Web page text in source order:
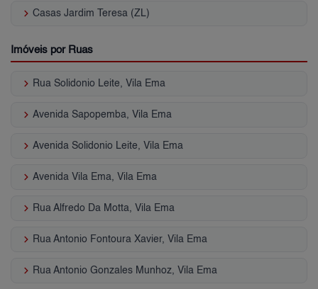
keyboard_arrow_right Casas Jardim Teresa (ZL)
Imóveis por Ruas
keyboard_arrow_right Rua Solidonio Leite, Vila Ema
keyboard_arrow_right Avenida Sapopemba, Vila Ema
keyboard_arrow_right Avenida Solidonio Leite, Vila Ema
keyboard_arrow_right Avenida Vila Ema, Vila Ema
keyboard_arrow_right Rua Alfredo Da Motta, Vila Ema
keyboard_arrow_right Rua Antonio Fontoura Xavier, Vila Ema
keyboard_arrow_right Rua Antonio Gonzales Munhoz, Vila Ema